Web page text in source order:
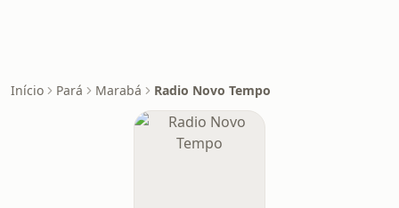
Início Pará Marabá Radio Novo Tempo